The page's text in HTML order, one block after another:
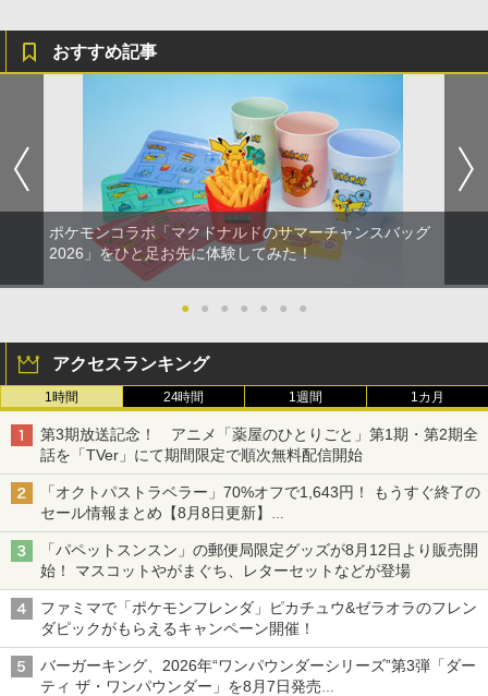
おすすめ記事
ポケモンコラボ「マクドナルドのサマーチャンスバッグ
2026」をひと足お先に体験してみた！
● ● ● ● ● ● ●
アクセスランキング
1時間 24時間 1週間 1カ月
第3期放送記念！ アニメ「薬屋のひとりごと」第1期・第2期全
話を「TVer」にて期間限定で順次無料配信開始
「オクトパストラベラー」70%オフで1,643円！ もうすぐ終了の
セール情報まとめ【8月8日更新】
ニンテンドーeショップでは「大神 絶景版」が67%オフで990円
「パペットスンスン」の郵便局限定グッズが8月12日より販売開
始！ マスコットやがまぐち、レターセットなどが登場
ファミマで「ポケモンフレンダ」ピカチュウ&ゼラオラのフレン
ダピックがもらえるキャンペーン開催！
バーガーキング、2026年“ワンパウンダーシリーズ”第3弾「ダー
ティ ザ・ワンパウンダー」を8月7日発売